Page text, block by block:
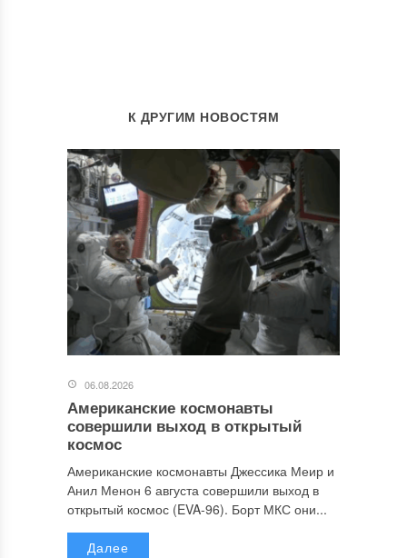
К ДРУГИМ НОВОСТЯМ
06.08.2026
Американские космонавты
совершили выход в открытый
космос
Американские космонавты Джессика Меир и
Анил Менон 6 августа совершили выход в
открытый космос (EVA-96). Борт МКС они...
Далее